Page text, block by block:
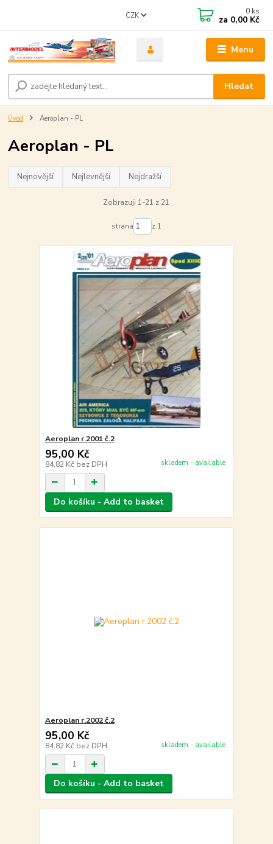
Menu
CZK
Hledat
0 ks
za 0,00 Kč
Úvod Aeroplan - PL
Aeroplan - PL
Nejnovější Nejlevnější Nejdražší
Zobrazuji 1-21 z 21
strana z 1
Aeroplan r.2001 č.2
95,00 Kč
84,82 Kč bez DPH skladem - available
Do košíku - Add to basket
Aeroplan r.2002 č.2
95,00 Kč
84,82 Kč bez DPH skladem - available
Do košíku - Add to basket